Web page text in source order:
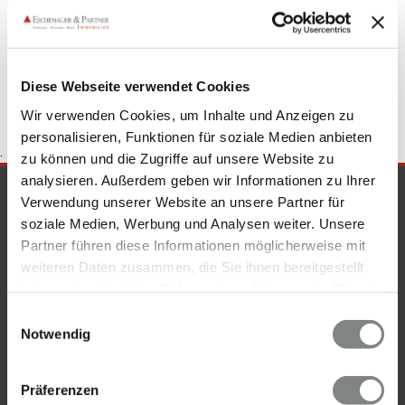
Diese Webseite verwendet Cookies
Wir verwenden Cookies, um Inhalte und Anzeigen zu
personalisieren, Funktionen für soziale Medien anbieten
zu können und die Zugriffe auf unsere Website zu
analysieren. Außerdem geben wir Informationen zu Ihrer
Verwendung unserer Website an unsere Partner für
soziale Medien, Werbung und Analysen weiter. Unsere
Partner führen diese Informationen möglicherweise mit
weiteren Daten zusammen, die Sie ihnen bereitgestellt
Cookies, wenn Sie unsere Webseite weiterhin nutzen.
Notwendig
Präferenzen
Sandhausen
Immobilie Sandhausen
Wohnungssuche
Sandhausen
Wohnung Sandhausen
.
SICHERHEIT & KOMPETENZ